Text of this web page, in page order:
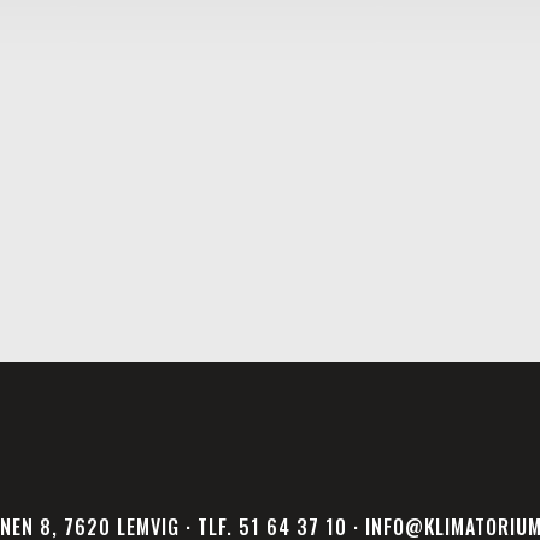
8, 7620 LEMVIG · TLF. 51 64 37 10 ·